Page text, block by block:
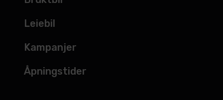
Leiebil
Kampanjer
Åpningstider